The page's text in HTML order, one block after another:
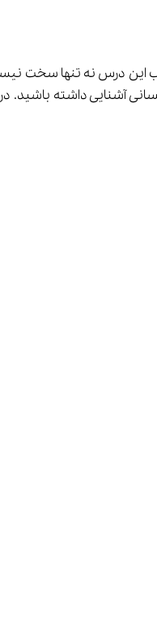
این درس نه تنها سخت
یازدهم انسانی آشنایی